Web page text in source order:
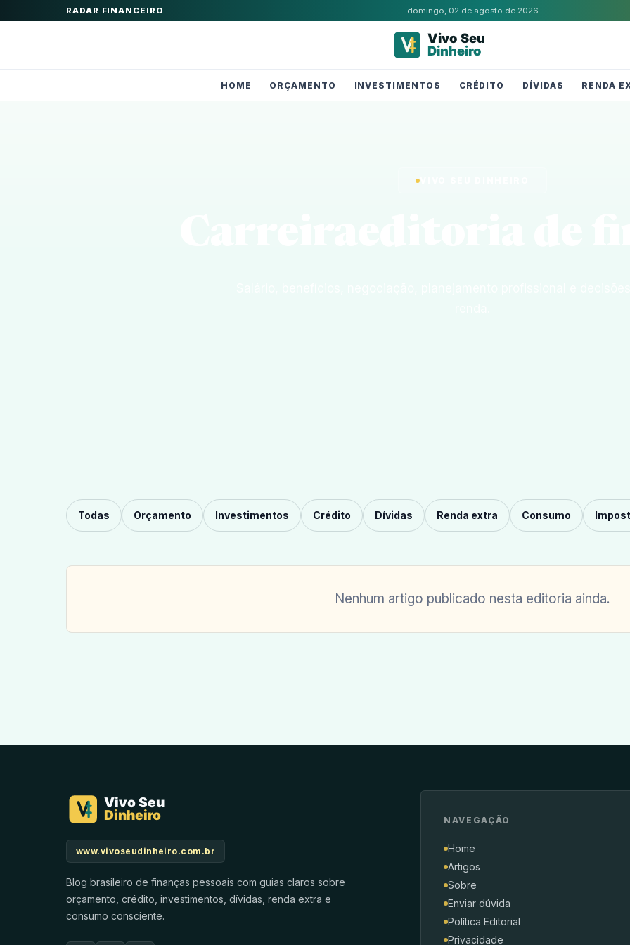
RADAR FINANCEIRO domingo, 02 de agosto de 2026
HOME ORÇAMENTO INVESTIMENTOS CRÉDITO DÍVIDAS RENDA
Todas Orçamento Investimentos Crédito Dívidas Renda extra Consumo
Nenhum artigo publicado nesta editoria ainda.
www.vivoseudinheiro.com.br
Blog brasileiro de finanças pessoais com guias claros sobre
orçamento, crédito, investimentos, dívidas, renda extra e
consumo consciente.
NAVEGAÇÃO
Home
Artigos
Sobre
Enviar dúvida
Política Editorial
Privacidade